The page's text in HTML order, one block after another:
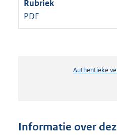
PDF
Authentieke
Informatie over